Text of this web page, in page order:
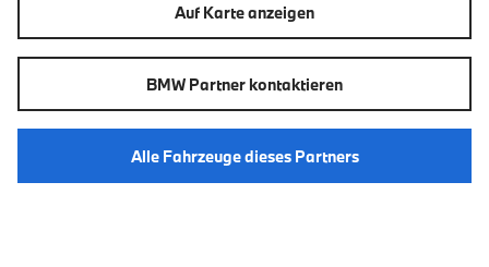
Auf Karte anzeigen
BMW Partner kontaktieren
Alle Fahrzeuge dieses Partners